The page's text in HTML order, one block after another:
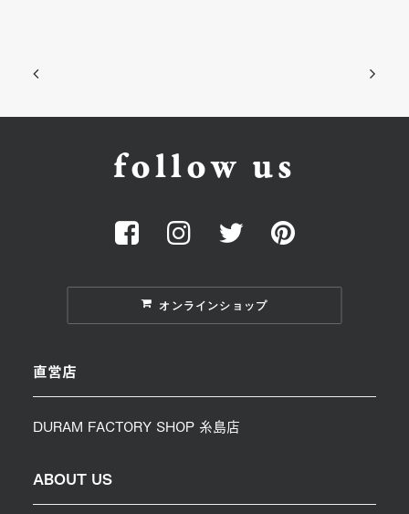
follow us
オンラインショップ
直営店
DURAM FACTORY SHOP 糸島店
ABOUT US